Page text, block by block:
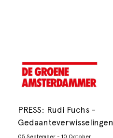
PRESS: Rudi Fuchs -
Gedaanteverwisselingen